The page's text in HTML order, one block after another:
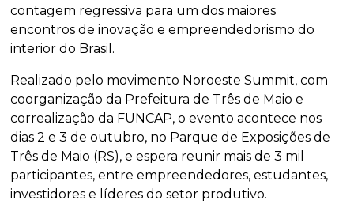
contagem regressiva para um dos maiores
encontros de inovação e empreendedorismo do
interior do Brasil.
Realizado pelo movimento Noroeste Summit, com
coorganização da Prefeitura de Três de Maio e
correalização da FUNCAP, o evento acontece nos
dias 2 e 3 de outubro, no Parque de Exposições de
Três de Maio (RS), e espera reunir mais de 3 mil
participantes, entre empreendedores, estudantes,
investidores e líderes do setor produtivo.